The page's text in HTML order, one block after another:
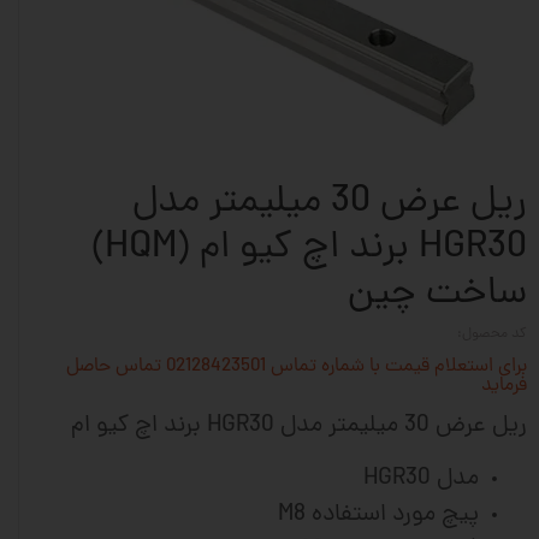
ریل عرض 30 میلیمتر مدل
HGR30 برند اچ کیو ام (HQM)
ساخت چین
برای استعلام قیمت با شماره تماس 02128423501 تماس حاصل
فرماید
ریل عرض 30 میلیمتر مدل HGR30 برند اچ کیو ام
مدل HGR30
پیچ مورد استفاده M8